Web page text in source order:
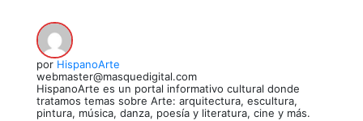
por HispanoArte
webmaster@masquedigital.com
HispanoArte es un portal informativo cultural donde
tratamos temas sobre Arte: arquitectura, escultura,
pintura, música, danza, poesía y literatura, cine y más.